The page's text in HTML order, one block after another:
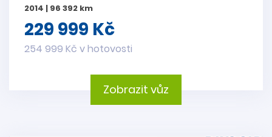
2014 | 96 392 km
229 999 Kč
254 999 Kč v hotovosti
Zobrazit vůz